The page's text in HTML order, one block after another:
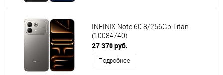
INFINIX Note 60 8/256Gb Titan
(10084740)
27 370 руб.
Подробнее